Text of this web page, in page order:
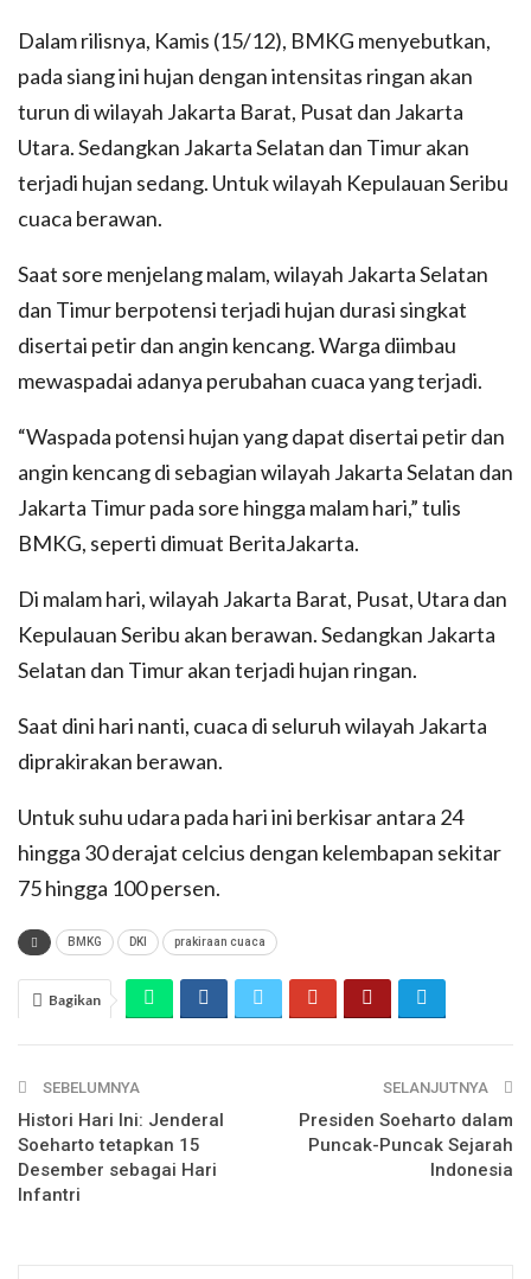
Dalam rilisnya, Kamis (15/12), BMKG menyebutkan,
pada siang ini hujan dengan intensitas ringan akan
turun di wilayah Jakarta Barat, Pusat dan Jakarta
Utara. Sedangkan Jakarta Selatan dan Timur akan
terjadi hujan sedang. Untuk wilayah Kepulauan Seribu
cuaca berawan.
Saat sore menjelang malam, wilayah Jakarta Selatan
dan Timur berpotensi terjadi hujan durasi singkat
disertai petir dan angin kencang. Warga diimbau
mewaspadai adanya perubahan cuaca yang terjadi.
“Waspada potensi hujan yang dapat disertai petir dan
angin kencang di sebagian wilayah Jakarta Selatan dan
Jakarta Timur pada sore hingga malam hari,” tulis
BMKG, seperti dimuat BeritaJakarta.
Di malam hari, wilayah Jakarta Barat, Pusat, Utara dan
Kepulauan Seribu akan berawan. Sedangkan Jakarta
Selatan dan Timur akan terjadi hujan ringan.
Saat dini hari nanti, cuaca di seluruh wilayah Jakarta
diprakirakan berawan.
Untuk suhu udara pada hari ini berkisar antara 24
hingga 30 derajat celcius dengan kelembapan sekitar
75 hingga 100 persen.
BMKG DKI prakiraan cuaca
Bagikan
SEBELUMNYA
Histori Hari Ini: Jenderal
Soeharto tetapkan 15
Desember sebagai Hari
Infantri
SELANJUTNYA
Presiden Soeharto dalam
Puncak-Puncak Sejarah
Indonesia